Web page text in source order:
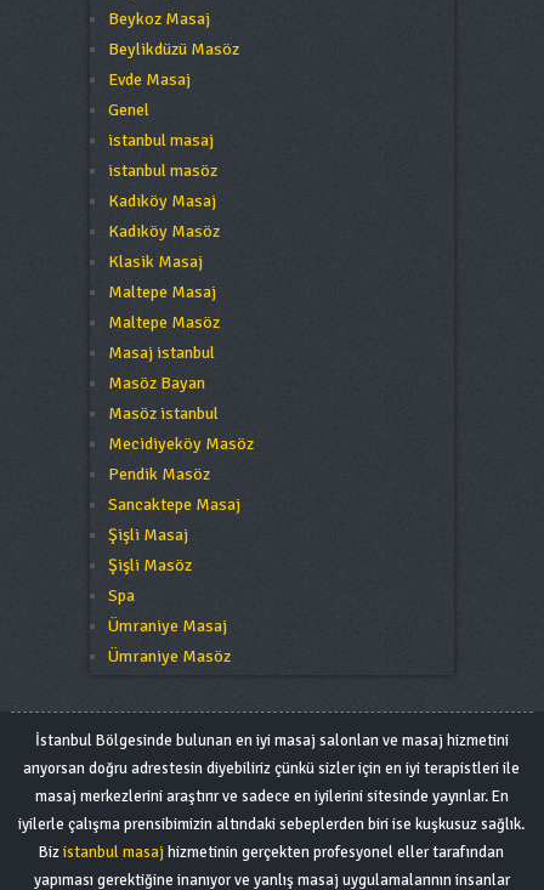
Beykoz Masaj
Beylikdüzü Masöz
Evde Masaj
Genel
istanbul masaj
istanbul masöz
Kadıköy Masaj
Kadıköy Masöz
Klasik Masaj
Maltepe Masaj
Maltepe Masöz
Masaj istanbul
Masöz Bayan
Masöz istanbul
Mecidiyeköy Masöz
Pendik Masöz
Sancaktepe Masaj
Şişli Masaj
Şişli Masöz
Spa
Ümraniye Masaj
Ümraniye Masöz
İstanbul Bölgesinde bulunan en iyi masaj salonları ve masaj hizmetini
arıyorsan doğru adrestesin diyebiliriz çünkü sizler için en iyi terapistleri ile
masaj merkezlerini araştırır ve sadece en iyilerini sitesinde yayınlar. En
iyilerle çalışma prensibimizin altındaki sebeplerden biri ise kuşkusuz sağlık.
Bizistanbul masaj hizmetinin gerçekten profesyonel eller tarafından
yapıması gerektiğine inanıyor ve yanlış masaj uygulamalarının insanlar